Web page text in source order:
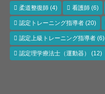
柔道整復師 (4) 看護師 (6)
認定トレーニング指導者 (20)
認定上級トレーニング指導者 (6)
認定理学療法士（運動器） (12)